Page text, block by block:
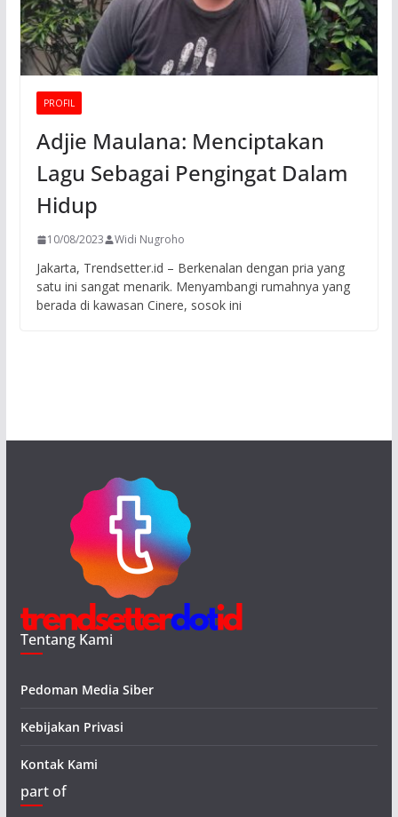
PROFIL
Adjie Maulana: Menciptakan
Lagu Sebagai Pengingat Dalam
Hidup
10/08/2023 Widi Nugroho
Jakarta, Trendsetter.id – Berkenalan dengan pria yang
satu ini sangat menarik. Menyambangi rumahnya yang
berada di kawasan Cinere, sosok ini
Tentang Kami
Pedoman Media Siber
Kebijakan Privasi
Kontak Kami
part of